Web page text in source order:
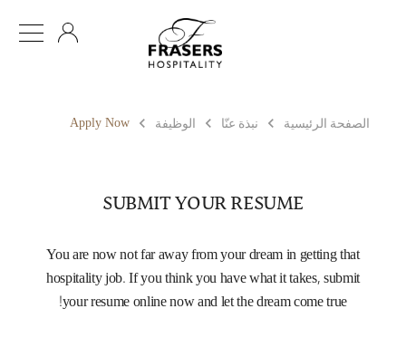
الصفحة الرئيسية نبذة عنّا الوظيفة Apply Now
SUBMIT YOUR RESUME
You are now not far away from your dream in getting that
hospitality job. If you think you have what it takes, submit
your resume online now and let the dream come true!